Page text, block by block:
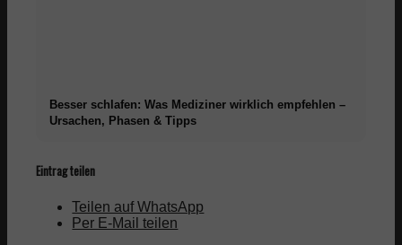
Besser schlafen: Was Mediziner wirklich empfehlen –
Ursachen, Phasen & Tipps
Eintrag teilen
Teilen auf WhatsApp
Per E-Mail teilen